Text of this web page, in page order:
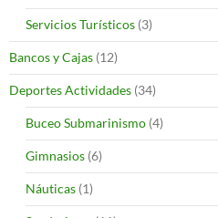
Servicios Turísticos (3)
Bancos y Cajas (12)
Deportes Actividades (34)
Buceo Submarinismo (4)
Gimnasios (6)
Náuticas (1)